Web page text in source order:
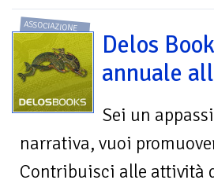
ASSOCIAZIONE
Delos
annuale
Sei un
narrativa, vuoi
Contribuisci alle attività